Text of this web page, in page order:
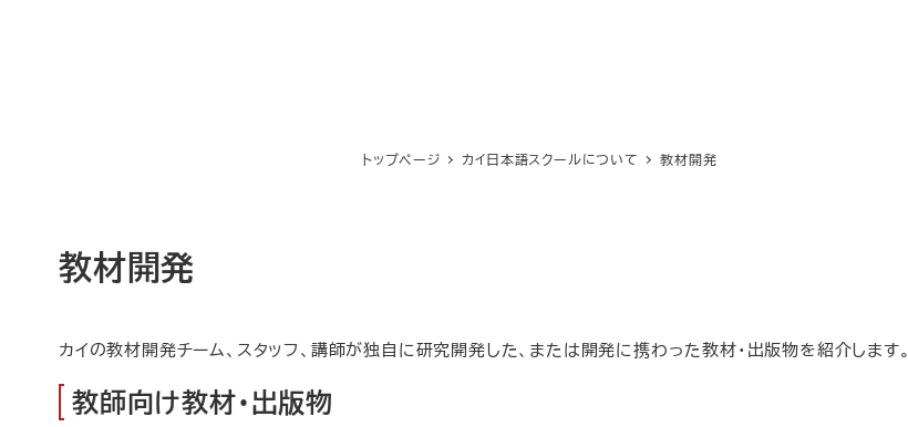
トップページ カイ日本語スクールについて 教材開発
教材開発
カイの教材開発チーム、スタッフ、講師が独自に研究開発した、または開発に携わった教材・出版物を紹介します。
教師向け教材・出版物